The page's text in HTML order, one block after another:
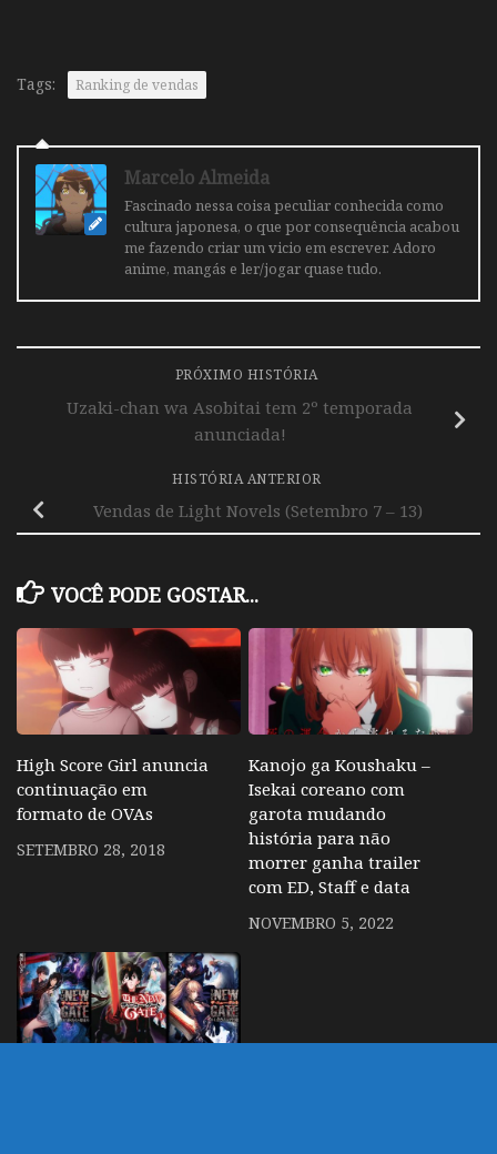
Tags: Ranking de vendas
Marcelo Almeida
Fascinado nessa coisa peculiar conhecida como
cultura japonesa, o que por consequência acabou
me fazendo criar um vicio em escrever. Adoro
anime, mangás e ler/jogar quase tudo.
PRÓXIMO HISTÓRIA
Uzaki-chan wa Asobitai tem 2º temporada
anunciada!
HISTÓRIA ANTERIOR
Vendas de Light Novels (Setembro 7 – 13)
VOCÊ PODE GOSTAR...
High Score Girl anuncia
continuação em
formato de OVAs
SETEMBRO 28, 2018
Kanojo ga Koushaku –
Isekai coreano com
garota mudando
história para não
morrer ganha trailer
com ED, Staff e data
NOVEMBRO 5, 2022